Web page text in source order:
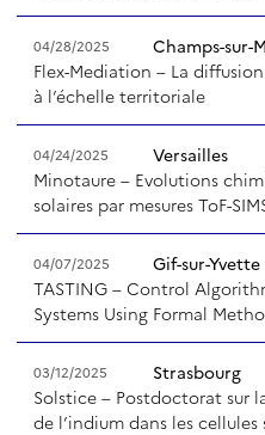
04/28/2025
Flex-Mediation – La
à l’échelle territoriale
Champs-sur-
04/24/2025
Minotaure – Evolutions
solaires par mesures ToF-
Versailles
04/07/2025
TASTING – Control
Systems Using Formal
Gif-sur-Yvette
03/12/2025
Solstice – Postdoctorat sur
de l’indium dans les cellules
Strasbourg